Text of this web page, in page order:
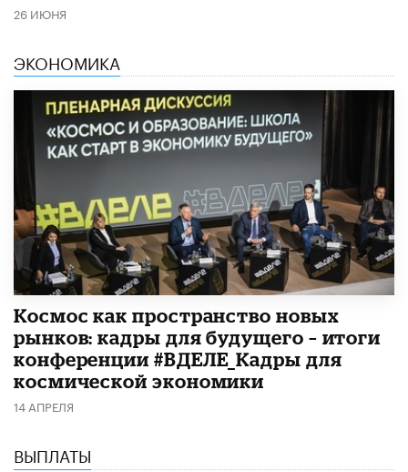
26 ИЮНЯ
ЭКОНОМИКА
Космос как пространство новых
рынков: кадры для будущего – итоги
конференции #ВДЕЛЕ_Кадры для
космической экономики
14 АПРЕЛЯ
ВЫПЛАТЫ